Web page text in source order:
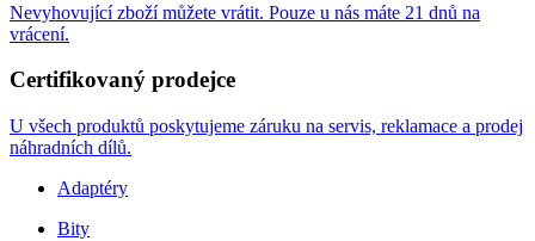
Nevyhovující zboží můžete vrátit. Pouze u nás máte 21 dnů na
vrácení.
Certifikovaný prodejce
U všech produktů poskytujeme záruku na servis, reklamace a prodej
náhradních dílů.
Adaptéry
Bity